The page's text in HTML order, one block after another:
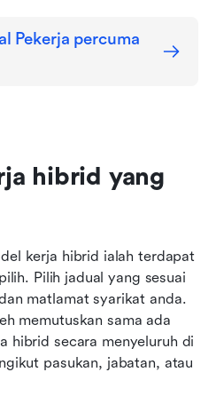
Pekerja percuma
hibrid yang
kerja hibrid ialah terdapat
Pilih jadual yang sesuai
matlamat syarikat anda.
memutuskan sama ada
hibrid secara menyeluruh di
pasukan, jabatan, atau